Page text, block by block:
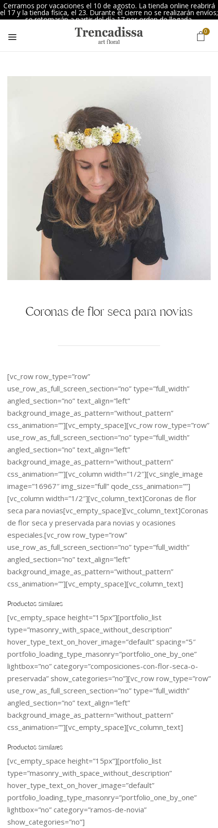
Cerramos por vacaciones el 10 de agosto. La tienda online reabrirá
el 17 y la tienda física, el 23. Durante el cierre no se realizarán envíos;
se retomarán a partir del día 17 por orden de llegada.
0
Coronas de flor seca para novias
[vc_row row_type=”row”
use_row_as_full_screen_section=”no” type=”full_width”
angled_section=”no” text_align=”left”
background_image_as_pattern=”without_pattern”
css_animation=””][vc_empty_space][vc_row row_type=”row”
use_row_as_full_screen_section=”no” type=”full_width”
angled_section=”no” text_align=”left”
background_image_as_pattern=”without_pattern”
css_animation=””][vc_column width=”1/2″][vc_single_image
image=”16967″ img_size=”full” qode_css_animation=””]
[vc_column width=”1/2″][vc_column_text]Coronas de flor
seca para novias[vc_empty_space][vc_column_text]Coronas
de flor seca y preservada para novias y ocasiones
especiales.[vc_row row_type=”row”
use_row_as_full_screen_section=”no” type=”full_width”
angled_section=”no” text_align=”left”
background_image_as_pattern=”without_pattern”
css_animation=””][vc_empty_space][vc_column_text]
Productos similares
[vc_empty_space height=”15px”][portfolio_list
type=”masonry_with_space_without_description”
hover_type_text_on_hover_image=”default” spacing=”5″
portfolio_loading_type_masonry=”portfolio_one_by_one”
lightbox=”no” category=”composiciones-con-flor-seca-o-
preservada” show_categories=”no”][vc_row row_type=”row”
use_row_as_full_screen_section=”no” type=”full_width”
angled_section=”no” text_align=”left”
background_image_as_pattern=”without_pattern”
css_animation=””][vc_empty_space][vc_column_text]
Productos similares
[vc_empty_space height=”15px”][portfolio_list
type=”masonry_with_space_without_description”
hover_type_text_on_hover_image=”default”
portfolio_loading_type_masonry=”portfolio_one_by_one”
lightbox=”no” category=”ramos-de-novia”
show_categories=”no”]